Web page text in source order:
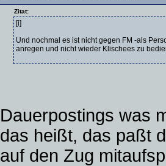
Zitat:
[i]
Und nochmal es ist nicht gegen FM -als
anregen und nicht wieder Klischees zu
Dauerpostings was
das heißt, das paßt
auf den Zug